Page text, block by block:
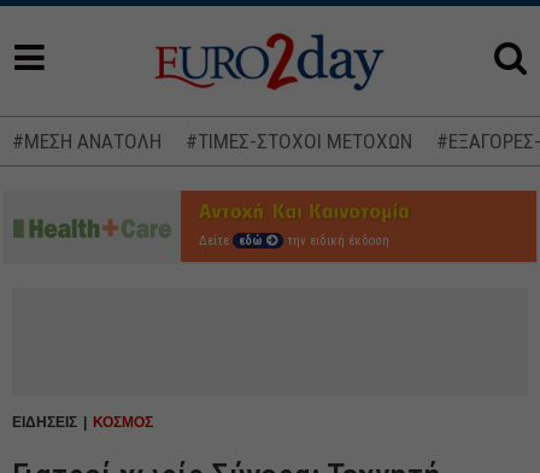
#ΜΕΣΗ ΑΝΑΤΟΛΗ #ΤΙΜΕΣ-ΣΤΟΧΟΙ ΜΕΤΟΧΩΝ
Δείτε εδώ την ειδική έκδοση
ΕΙΔΗΣΕΙΣ ΚΟΣΜΟΣ